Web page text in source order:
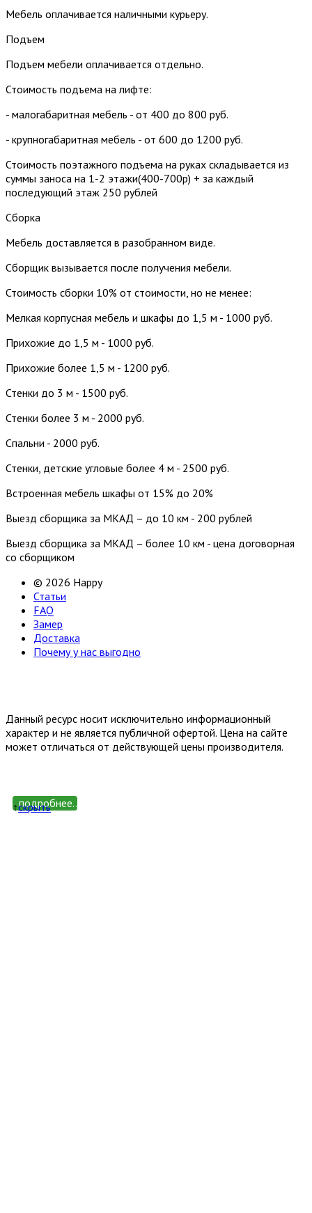
подробнее...
↑cкрыть
Мебель оплачивается наличными курьеру.
Подъем
Подъем мебели оплачивается отдельно.
Стоимость подъема на лифте:
- малогабаритная мебель - от 400 до 800 руб.
- крупногабаритная мебель - от 600 до 1200 руб.
Стоимость поэтажного подъема на руках складывается из
суммы заноса на 1-2 этажи(400-700р) + за каждый
последующий этаж 250 рублей
Сборка
Мебель доставляется в разобранном виде.
Сборщик вызывается после получения мебели.
Стоимость сборки 10% от стоимости, но не менее:
Мелкая корпусная мебель и шкафы до 1,5 м - 1000 руб.
Прихожие до 1,5 м - 1000 руб.
Прихожие более 1,5 м - 1200 руб.
Стенки до 3 м - 1500 руб.
Стенки более 3 м - 2000 руб.
Спальни - 2000 руб.
Стенки, детские угловые более 4 м - 2500 руб.
Встроенная мебель шкафы от 15% до 20%
Выезд сборщика за МКАД – до 10 км - 200 рублей
Выезд сборщика за МКАД – более 10 км - цена договорная
со сборщиком
© 2026 Happy
Статьи
FAQ
Замер
Доставка
Почему у нас выгодно
Данный ресурс носит исключительно информационный
характер и не является публичной офертой. Цена на сайте
может отличаться от действующей цены производителя.